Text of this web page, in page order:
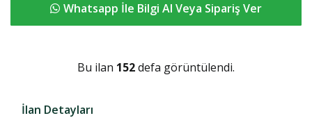
Whatsapp İle Bilgi Al Veya Sipariş Ver
Bu ilan 152defa görüntülendi.
İlan Detayları